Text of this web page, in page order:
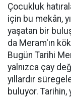
Çocukluk
için bu mekân,
yaşatan bir
da Meram'ın
Bugün Tarihi
yalnızca çay
yıllardır
buluyor.